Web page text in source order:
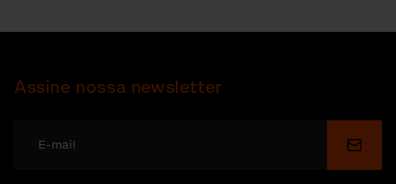
Assine nossa newsletter
Enviar